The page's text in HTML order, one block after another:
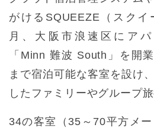
がけるSQUEEZE（スク
月、大阪市浪速区にア
「Minn 難波 South」を開
まで宿泊可能な客室を設け
したファミリーやグループ
34の客室（35～70平方メ